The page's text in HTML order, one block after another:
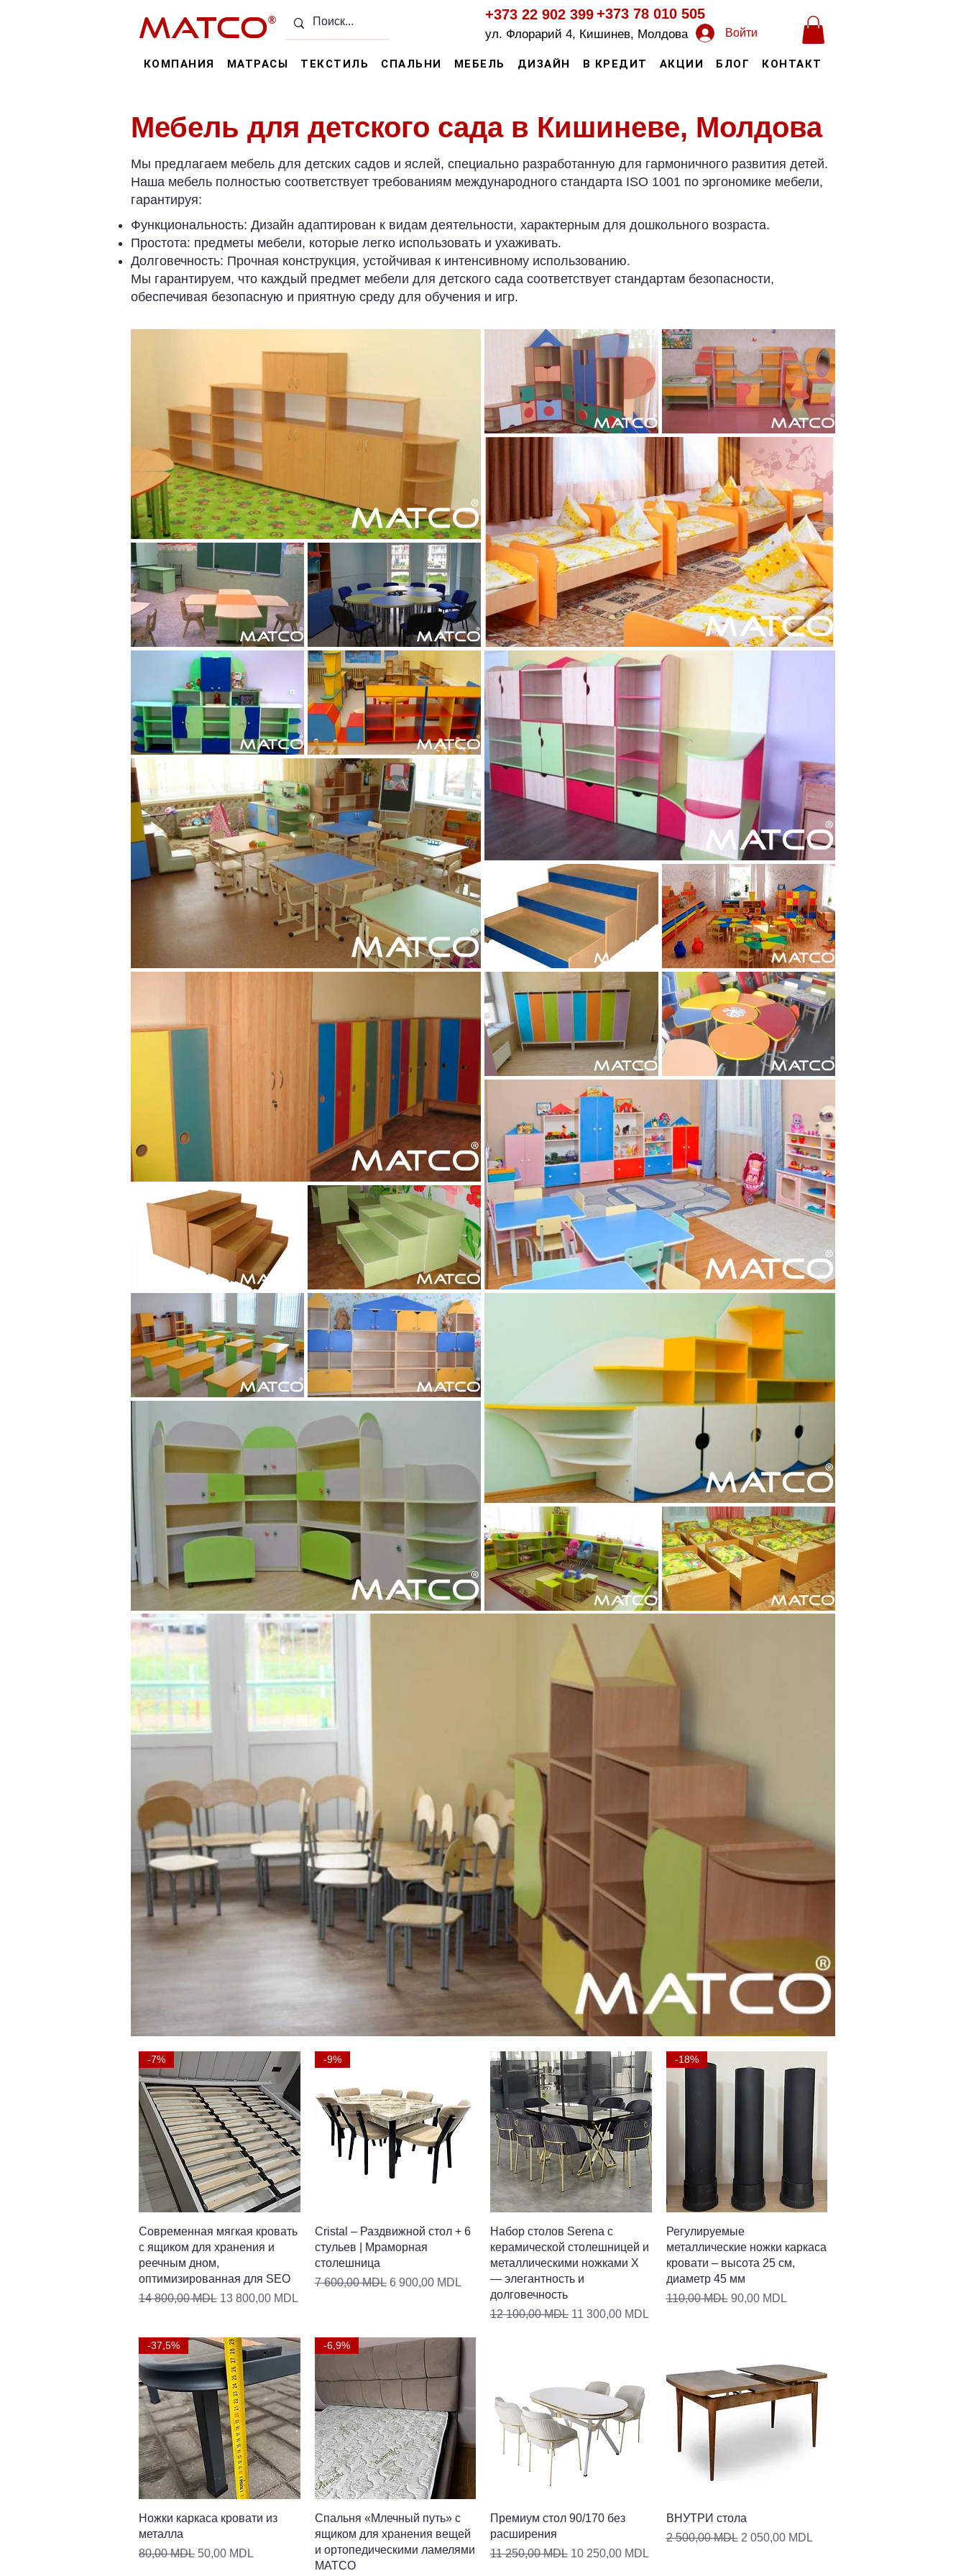
MATCO®
ул. Флорарий 4, Кишинев, Молдова Войти
+373 22 902 399+373 78 010 505
КОМПАНИЯ МАТРАСЫ ТЕКСТИЛЬ СПАЛЬНИ МЕБЕЛЬ ДИЗАЙН В КРЕДИТ АКЦИИ БЛОГ КОНТАКТ
Мебель для детского сада в Кишиневе, Молдова
Мы предлагаем мебель для детских садов и яслей, специально разработанную для гармоничного развития детей.
Наша мебель полностью соответствует требованиям международного стандарта ISO 1001 по эргономике мебели,
гарантируя:
Функциональность: Дизайн адаптирован к видам деятельности, характерным для дошкольного возраста.
Простота: предметы мебели, которые легко использовать и ухаживать.
Долговечность: Прочная конструкция, устойчивая к интенсивному использованию.
Мы гарантируем, что каждый предмет мебели для детского сада соответствует стандартам безопасности,
обеспечивая безопасную и приятную среду для обучения и игр.
Быстрый просмотр
-7%
Современная мягкая кровать
с ящиком для хранения и
реечным дном,
оптимизированная для SEO
Обычная цена
14 800,00 MDL Цена со скидкой
13 800,00 MDL
Быстрый просмотр
-9%
Cristal – Раздвижной стол + 6
стульев | Мраморная
столешница
Обычная цена
7 600,00 MDL Цена со скидкой
6 900,00 MDL
Быстрый просмотр
Набор столов Serena с
керамической столешницей и
металлическими ножками X
— элегантность и
долговечность
Обычная цена
12 100,00 MDL Цена со скидкой
11 300,00 MDL
Быстрый просмотр
-18%
Регулируемые
металлические ножки каркаса
кровати – высота 25 см,
диаметр 45 мм
Обычная цена
110,00 MDL Цена со скидкой
90,00 MDL
Быстрый просмотр
-37,5%
Ножки каркаса кровати из
металла
Обычная цена
80,00 MDL Цена со скидкой
50,00 MDL
Быстрый просмотр
-6,9%
Спальня «Млечный путь» с
ящиком для хранения вещей
и ортопедическими ламелями
MATCO
Быстрый просмотр
Премиум стол 90/170 без
расширения
Обычная цена
11 250,00 MDL Цена со скидкой
10 250,00 MDL
Быстрый просмотр
ВНУТРИ стола
Обычная цена
2 500,00 MDL Цена со скидкой
2 050,00 MDL